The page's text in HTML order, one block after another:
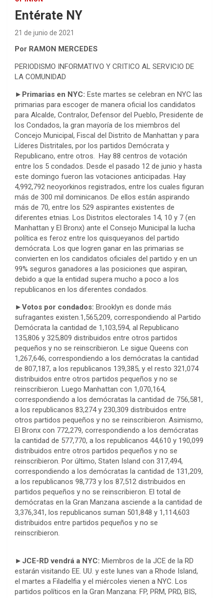
Entérate NY
21 de junio de 2021
Por RAMON MERCEDES
PERIODISMO INFORMATIVO Y CRITICO AL SERVICIO DE
LA COMUNIDAD
►Primarias en NYC: Este martes se celebran en NYC las
primarias para escoger de manera oficial los candidatos
para Alcalde, Contralor, Defensor del Pueblo, Presidente de
los Condados, la gran mayoría de los miembros del
Concejo Municipal, Fiscal del Distrito de Manhattan y para
Líderes Distritales, por los partidos Demócrata y
Republicano, entre otros. Hay 88 centros de votación
entre los 5 condados. Desde el pasado 12 de junio y hasta
este domingo fueron las votaciones anticipadas. Hay
4,992,792 neoyorkinos registrados, entre los cuales figuran
más de 300 mil dominicanos. De ellos están aspirando
más de 70, entre los 529 aspirantes existentes de
diferentes etnias. Los Distritos electorales 14, 10 y 7 (en
Manhattan y El Bronx) ante el Consejo Municipal la lucha
política es feroz entre los quisqueyanos del partido
demócrata. Los que logren ganar en las primarias se
convierten en los candidatos oficiales del partido y en un
99% seguros ganadores a las posiciones que aspiran,
debido a que la entidad supera mucho a poco a los
republicanos en los diferentes condados.
►Votos por condados: Brooklyn es donde más
sufragantes existen.1,565,209, correspondiendo al Partido
Demócrata la cantidad de 1,103,594, al Republicano
135,806 y 325,809 distribuidos entre otros partidos
pequeños y no se reinscribieron. Le sigue Queens con
1,267,646, correspondiendo a los demócratas la cantidad
de 807,187, a los republicanos 139,385, y el resto 321,074
distribuidos entre otros partidos pequeños y no se
reinscribieron. Luego Manhattan con 1,070,164,
correspondiendo a los demócratas la cantidad de 756,581,
a los republicanos 83,274 y 230,309 distribuidos entre
otros partidos pequeños y no se reinscribieron. Asimismo,
El Bronx con 772,279, correspondiendo a los demócratas
la cantidad de 577,770, a los republicanos 44,610 y 190,099
distribuidos entre otros partidos pequeños y no se
reinscribieron. Por último, Staten Island con 317,494,
correspondiendo a los demócratas la cantidad de 131,209,
a los republicanos 98,773 y los 87,512 distribuidos en
partidos pequeños y no se reinscribieron. El total de
demócratas en la Gran Manzana asciende a la cantidad de
3,376,341, los republicanos suman 501,848 y 1,114,603
distribuidos entre partidos pequeños y no se
reinscribieron.
►JCE-RD vendrá a NYC: Miembros de la JCE de la RD
estarán visitando EE. UU. y este lunes van a Rhode Island,
el martes a Filadelfia y el miércoles vienen a NYC. Los
partidos políticos en la Gran Manzana: FP, PRM, PRD, BIS,